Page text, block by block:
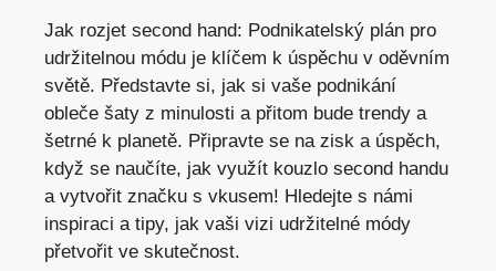
Jak rozjet second hand: Podnikatelský plán pro
udržitelnou módu je klíčem k úspěchu v oděvním
světě. Představte si, jak si vaše podnikání
obleče šaty z minulosti a přitom bude trendy a
šetrné k planetě. Připravte se na zisk a úspěch,
když se naučíte, jak využít kouzlo second handu
a vytvořit značku s vkusem! Hledejte s námi
inspiraci a tipy, jak vaši vizi udržitelné módy
přetvořit ve skutečnost.